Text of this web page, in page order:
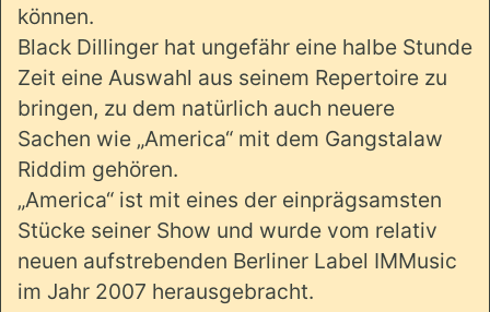
können.
Black Dillinger hat ungefähr eine halbe Stunde
Zeit eine Auswahl aus seinem Repertoire zu
bringen, zu dem natürlich auch neuere
Sachen wie „America“ mit dem Gangstalaw
Riddim gehören.
„America“ ist mit eines der einprägsamsten
Stücke seiner Show und wurde vom relativ
neuen aufstrebenden Berliner Label IMMusic
im Jahr 2007 herausgebracht.